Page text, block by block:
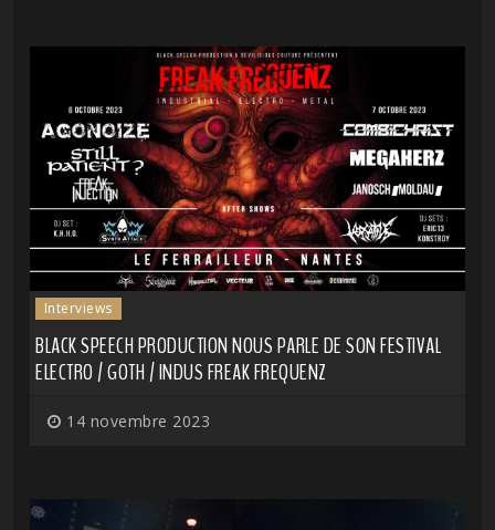
Interviews
BLACK SPEECH PRODUCTION NOUS PARLE DE SON FESTIVAL
ELECTRO / GOTH / INDUS FREAK FREQUENZ
14 novembre 2023